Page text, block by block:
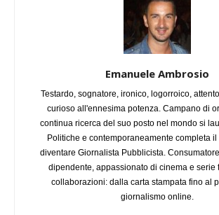
Emanuele Ambrosio
Testardo, sognatore, ironico, logorroico,
curioso all'ennesima potenza. Campano di
continua ricerca del suo posto nel mondo si
Politiche e contemporaneamente completa
diventare Giornalista Pubblicista.
dipendente, appassionato di cinema e serie
collaborazioni: dalla carta stampata fino al
giornalismo online.